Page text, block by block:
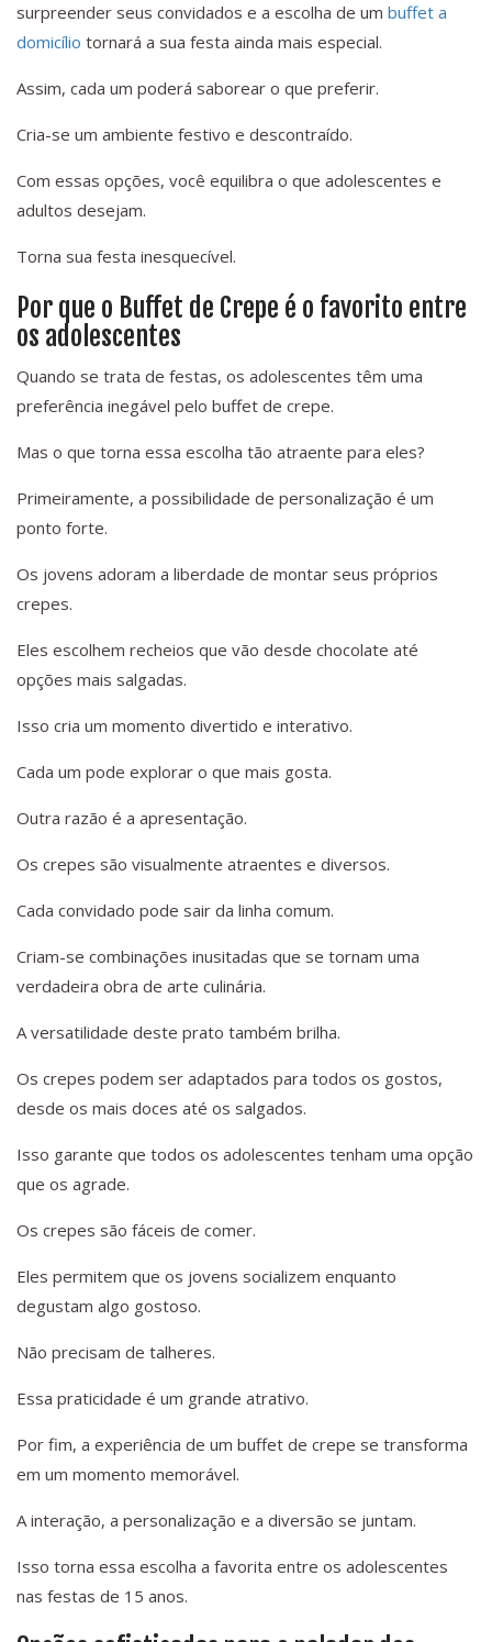
surpreender seus convidados e a escolha de um buffet a
domicílio tornará a sua festa ainda mais especial.
Assim, cada um poderá saborear o que preferir.
Cria-se um ambiente festivo e descontraído.
Com essas opções, você equilibra o que adolescentes e
adultos desejam.
Torna sua festa inesquecível.
Por que o Buffet de Crepe é o favorito entre
os adolescentes
Quando se trata de festas, os adolescentes têm uma
preferência inegável pelo buffet de crepe.
Mas o que torna essa escolha tão atraente para eles?
Primeiramente, a possibilidade de personalização é um
ponto forte.
Os jovens adoram a liberdade de montar seus próprios
crepes.
Eles escolhem recheios que vão desde chocolate até
opções mais salgadas.
Isso cria um momento divertido e interativo.
Cada um pode explorar o que mais gosta.
Outra razão é a apresentação.
Os crepes são visualmente atraentes e diversos.
Cada convidado pode sair da linha comum.
Criam-se combinações inusitadas que se tornam uma
verdadeira obra de arte culinária.
A versatilidade deste prato também brilha.
Os crepes podem ser adaptados para todos os gostos,
desde os mais doces até os salgados.
Isso garante que todos os adolescentes tenham uma opção
que os agrade.
Os crepes são fáceis de comer.
Eles permitem que os jovens socializem enquanto
degustam algo gostoso.
Não precisam de talheres.
Essa praticidade é um grande atrativo.
Por fim, a experiência de um buffet de crepe se transforma
em um momento memorável.
A interação, a personalização e a diversão se juntam.
Isso torna essa escolha a favorita entre os adolescentes
nas festas de 15 anos.